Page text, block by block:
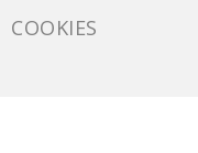
COOKIES